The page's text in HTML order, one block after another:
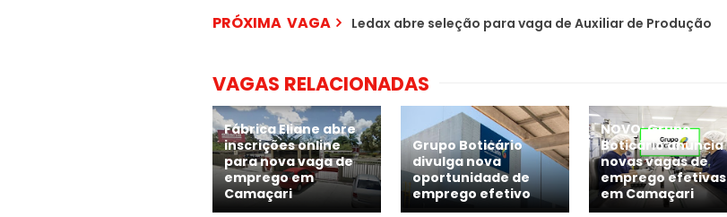
PRÓXIMA VAGA Ledax abre seleção para vaga de Auxiliar de Produção
VAGAS RELACIONADAS
Fábrica Eliane abre
inscrições online
para nova vaga de
emprego em
Camaçari
Grupo Boticário
divulga nova
oportunidade de
emprego efetivo
NOVO: Grupo
Boticário anuncia
novas vagas de
emprego efetivas
em Camaçari